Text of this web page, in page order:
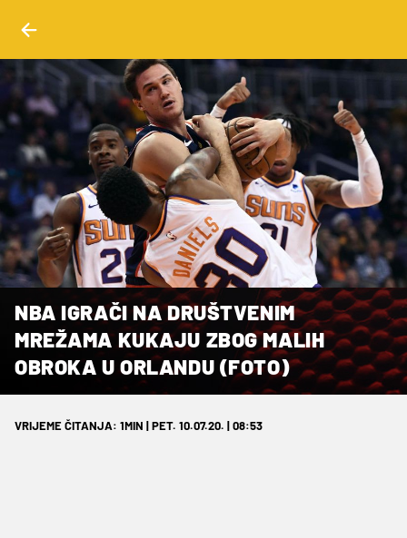
NBA IGRAČI NA DRUŠTVENIM
MREŽAMA KUKAJU ZBOG MALIH
OBROKA U ORLANDU (FOTO)
VRIJEME ČITANJA: 1MIN | PET. 10.07.20. | 08:53